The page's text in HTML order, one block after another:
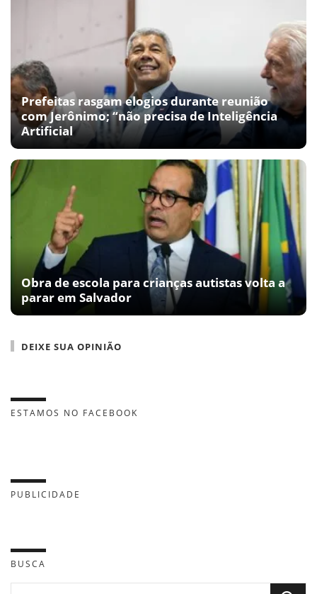
Prefeitas rasgam elogios durante reunião
com Jerônimo; “não precisa de Inteligência
Artificial
Obra de escola para crianças autistas volta a
parar em Salvador
DEIXE SUA OPINIÃO
ESTAMOS NO FACEBOOK
PUBLICIDADE
BUSCA